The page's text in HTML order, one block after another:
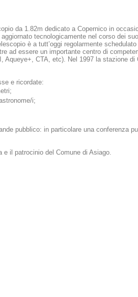
da 1.82m dedicato a Copernico in
tecnologicamente nel corso dei
è a tutt’oggi regolarmente
ad essere un importante centro di
Aqueye+, CTA, etc). Nel 1997 la stazione
e ricordate:
i;
pubblico: in particolare una conferenza
e il patrocinio del Comune di Asiago.